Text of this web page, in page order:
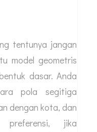
tentunya jangan
model geometris
dasar. Anda
pola segitiga
dengan kota, dan
preferensi, jika